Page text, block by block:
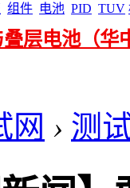
组件 电池 PID TUV
层电池（华
网 › 测